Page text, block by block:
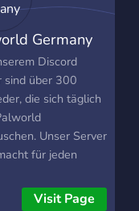
Germany
Discord
sind über 300
die sich täglich
Unser Server
für jeden
Österreich
Visit Page